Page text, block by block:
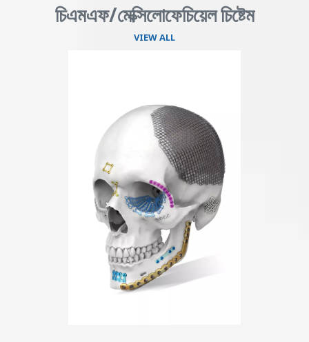
চিএমএফ/মেক্সিলোফেচিয়েল চিষ্টেম
VIEW ALL